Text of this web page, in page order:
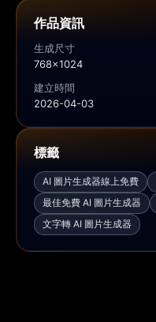
作品資訊
生成尺寸
768x1024
建立時間
2026-04-03
標籤
AI 圖片生成器線上免費
最佳免費 AI 圖片生成器
文字轉 AI 圖片生成器